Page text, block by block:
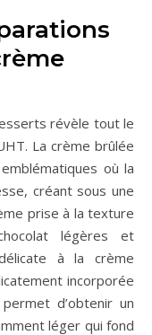
révèle tout le
La crème brûlée
où la
créant sous une
prise à la texture
légères et
à la crème
incorporée
d’obtenir un
léger qui fond